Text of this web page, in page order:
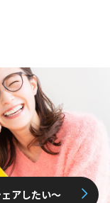
アしたい〜